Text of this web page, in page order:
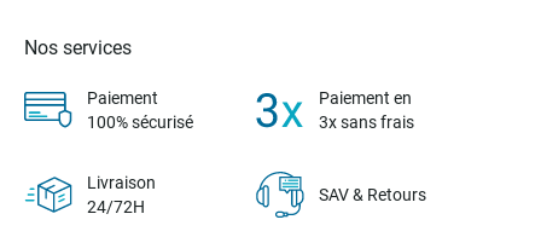
Nos services
Paiement
100% sécurisé
Paiement en
3x sans frais
Livraison
24/72H
SAV & Retours